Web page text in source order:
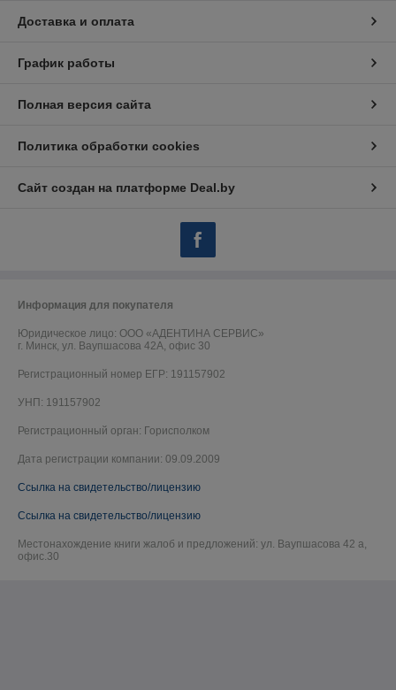
Доставка и оплата
График работы
Полная версия сайта
Политика обработки cookies
Сайт создан на платформе Deal.by
Информация для покупателя
Юридическое лицо: ООО «АДЕНТИНА СЕРВИС»
г. Минск, ул. Ваупшасова 42А, офис 30
Регистрационный номер ЕГР: 191157902
УНП: 191157902
Регистрационный орган: Горисполком
Дата регистрации компании: 09.09.2009
Ссылка на свидетельство/лицензию
Ссылка на свидетельство/лицензию
Местонахождение книги жалоб и предложений: ул. Ваупшасова 42 а,
офис.30